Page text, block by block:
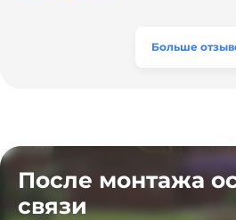
эту компанию всем, кто ищет
Больше
После монтажа
связи